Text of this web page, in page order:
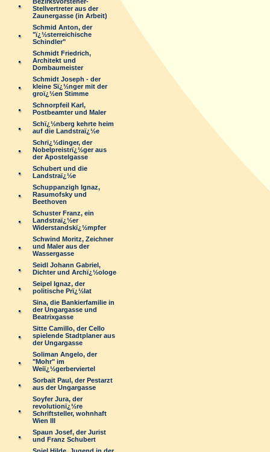
Stellvertreter aus der
Zaunergasse (in Arbeit)
Schmid Anton, der
"ï¿½sterreichische
Schindler"
Schmidt Friedrich,
Architekt und
Dombaumeister
Schmidt Joseph - der
kleine Sï¿½nger mit der
groï¿½en Stimme
Schnorpfeil Karl,
Postbeamter und Maler
Schï¿½nberg kehrte heim
auf die Landstraï¿½e
Schrï¿½dinger, der
Nobelpreistrï¿½ger aus
der Apostelgasse
Schubert und die
Landstraï¿½e
Schuppanzigh Ignaz,
Rasumofsky und
Beethoven
Schuster Franz, ein
Landstraï¿½er
Widerstandskï¿½mpfer
Schwind Moritz, Zeichner
und Maler aus der
Wassergasse
Seidl Johann Gabriel,
Dichter und Archï¿½ologe
Seipel Ignaz, der
politische Prï¿½lat
Sina, die Bankierfamilie in
der Ungargasse und
Beatrixgasse
Sitte Camillo, der Cello
spielende Stadtplaner aus
der Ungargasse
Soliman Angelo, der
"Mohr" im
Weiï¿½gerberviertel
Sorbait Paul, der Pestarzt
aus der Ungargasse
Soyfer Jura, der
revolutionï¿½re
Schriftsteller, wohnhaft
Wien III
Spaun Josef, der Jurist
und Franz Schubert